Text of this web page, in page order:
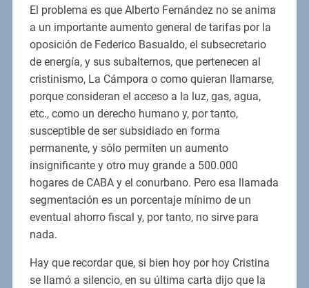
El problema es que Alberto Fernández no se anima
a un importante aumento general de tarifas por la
oposición de Federico Basualdo, el subsecretario
de energía, y sus subalternos, que pertenecen al
cristinismo, La Cámpora o como quieran llamarse,
porque consideran el acceso a la luz, gas, agua,
etc., como un derecho humano y, por tanto,
susceptible de ser subsidiado en forma
permanente, y sólo permiten un aumento
insignificante y otro muy grande a 500.000
hogares de CABA y el conurbano. Pero esa llamada
segmentación es un porcentaje mínimo de un
eventual ahorro fiscal y, por tanto, no sirve para
nada.
Hay que recordar que, si bien hoy por hoy Cristina
se llamó a silencio, en su última carta dijo que la